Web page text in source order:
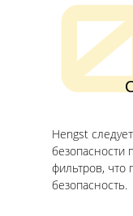
Hengst
безопасности
фильтров, что
безопасность.